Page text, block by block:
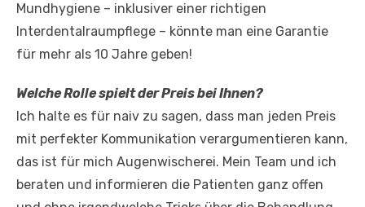
Mundhygiene – inklusiver einer richtigen
Interdentalraumpflege – könnte man eine Garantie
für mehr als 10 Jahre geben!
Welche Rolle spielt der Preis bei Ihnen?
Ich halte es für naiv zu sagen, dass man jeden Preis
mit perfekter Kommunikation verargumentieren kann,
das ist für mich Augenwischerei. Mein Team und ich
beraten und informieren die Patienten ganz offen